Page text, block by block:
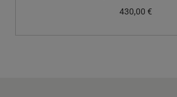
430,00 €